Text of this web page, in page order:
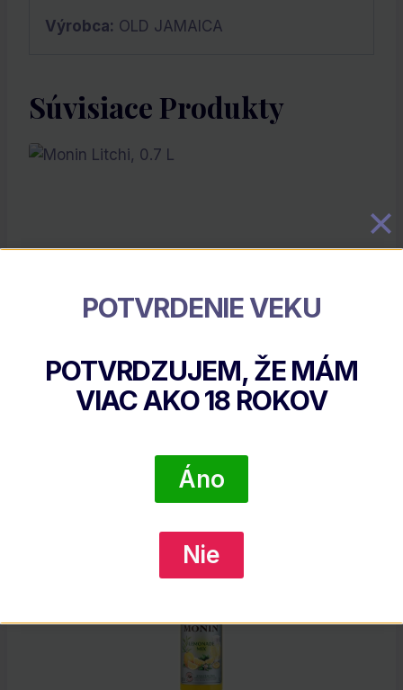
Výrobca: OLD JAMAICA
Súvisiace Produkty
Monin Litchi, 0.7 L
11.50
POTVRDENIE VEKU
POTVRDZUJEM, ŽE MÁM
VIAC AKO18 ROKOV
Áno
Nie